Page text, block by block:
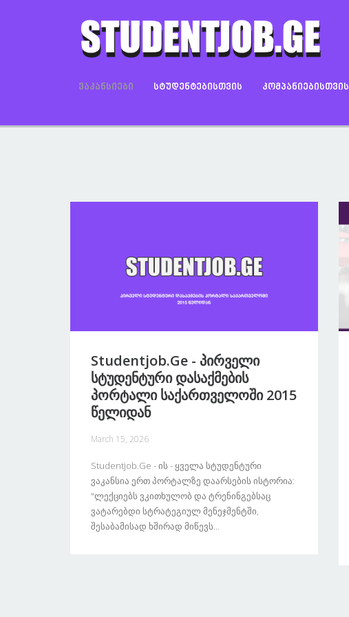
ᲕᲐᲙᲐᲜᲡᲘᲔᲑᲘ ᲡᲢᲣᲓᲔᲜᲢᲔᲑᲘᲡᲗᲕᲘᲡ ᲙᲝᲛᲞᲐᲜᲘᲔᲑᲘᲡᲗᲕᲘᲡ
Studentjob.ge - Პირველი
Სტუდენტური Დასაქმების
Პორტალი Საქართველოში 2015
Წელიდან
March 15, 2026
Studentjob.ge - Ის - Ყველა Სტუდენტური
Ვაკანსია Ერთ Პორტალზე Დაარსების Ისტორია:
"ლექციებს Ვკითხულობ Და Ტრენინგებსაც
Ვატარებდი Სტრატეგიულ Მენეჯმენტში,
Შესაბამისად Ხშირად Მიწევს...